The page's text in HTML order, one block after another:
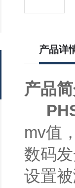
产品详
产品
mv值
数码
设置